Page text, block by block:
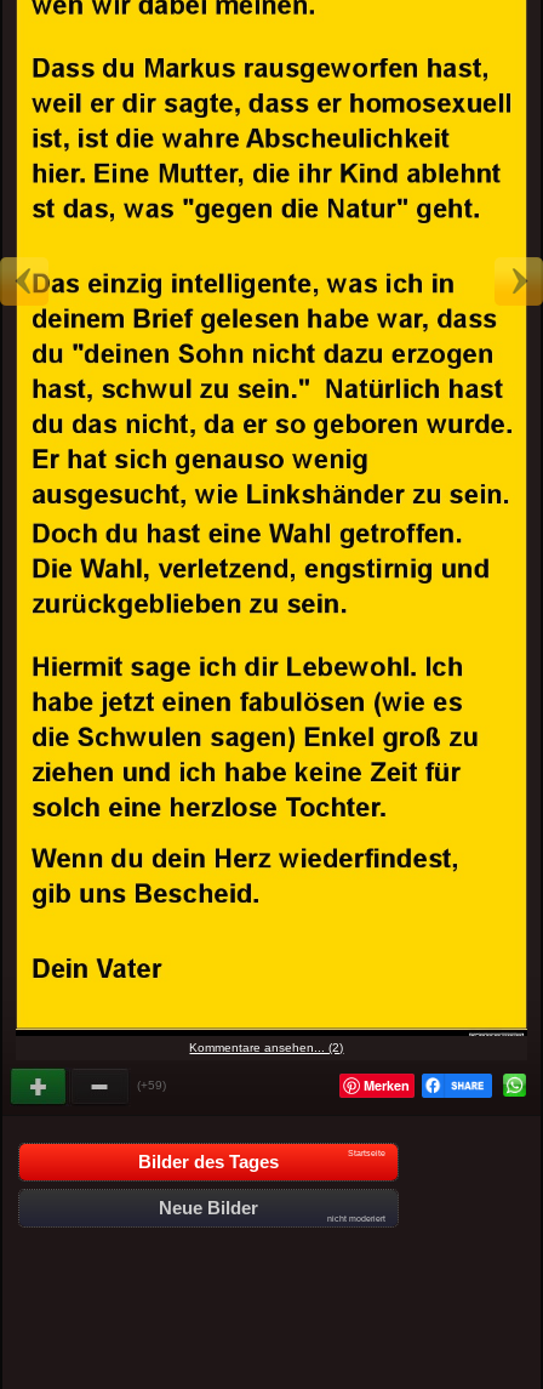
Kommentare ansehen... (2)
(+59) Merken
Bilder des Tages Startseite
Neue Bilder
nicht moderiert